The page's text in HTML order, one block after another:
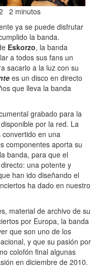
2 minutos
ya se puede disfrutar
la banda.
Eskorzo, la banda
a todos sus fans un
sacarlo a la luz con su
es un disco en directo
que lleva la banda
grabado para la
por la red. La
en una
componentes aporta su
banda, para que el
una potente y
han ido diseñando el
ha dado en nuestro
material de archivo de su
por Europa, la banda
que son uno de los
y que su pasión por
colofón final algunas
en diciembre de 2010.